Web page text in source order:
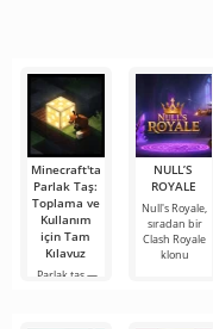
Minecraft'ta
Parlak Taş:
Toplama ve
Kullanım
için Tam
Kılavuz
Parlak taş —
NULL’S
ROYALE
Null's Royale,
sıradan bir
Clash Royale
klonu